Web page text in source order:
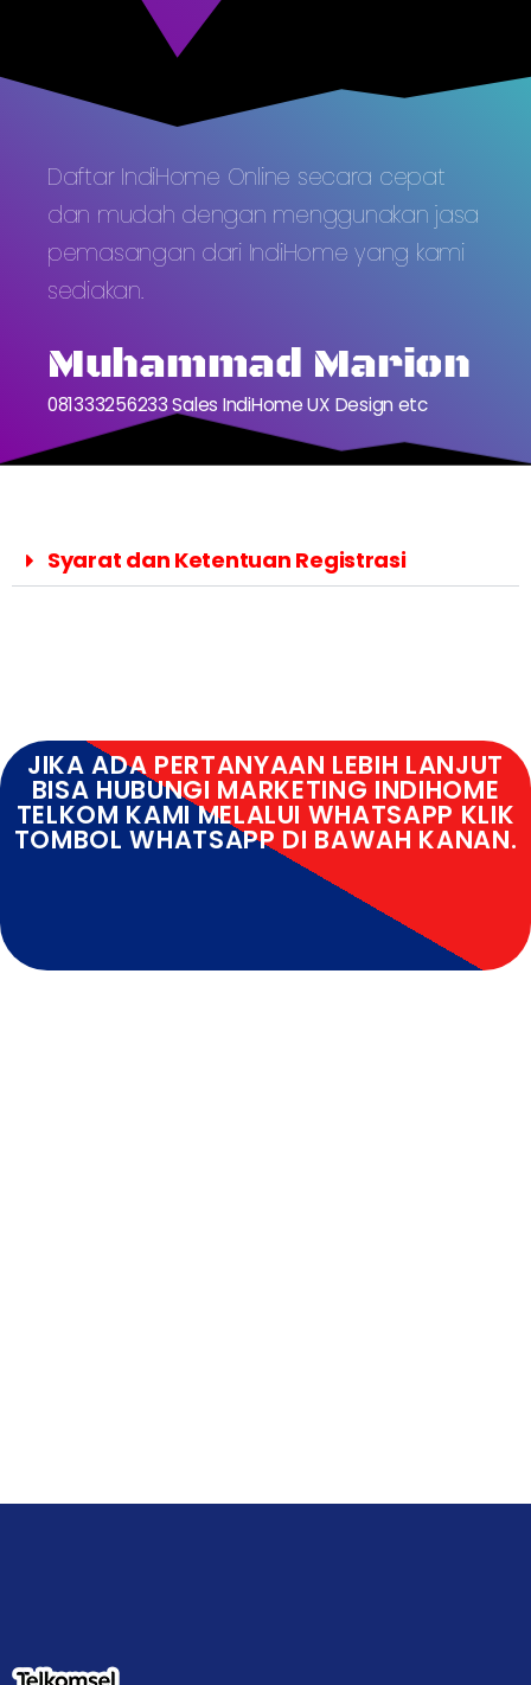
Daftar IndiHome Online secara cepat
dan mudah dengan menggunakan jasa
pemasangan dari IndiHome yang kami
sediakan.
Muhammad Marion
081333256233 Sales IndiHome UX Design etc
Syarat dan Ketentuan Registrasi
JIKA ADA PERTANYAAN LEBIH LANJUT
BISA HUBUNGI MARKETING INDIHOME
TELKOM KAMI MELALUI WHATSAPP KLIK
TOMBOL WHATSAPP DI BAWAH KANAN.